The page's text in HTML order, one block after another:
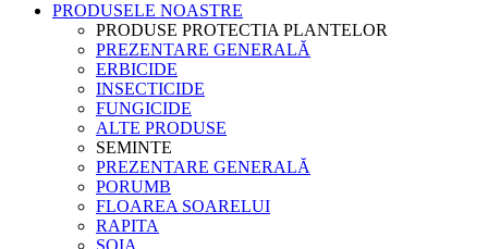
PRODUSELE NOASTRE
PRODUSE PROTECTIA PLANTELOR
PREZENTARE GENERALĂ
ERBICIDE
INSECTICIDE
FUNGICIDE
ALTE PRODUSE
SEMINTE
PREZENTARE GENERALĂ
PORUMB
FLOAREA SOARELUI
RAPITA
SOIA